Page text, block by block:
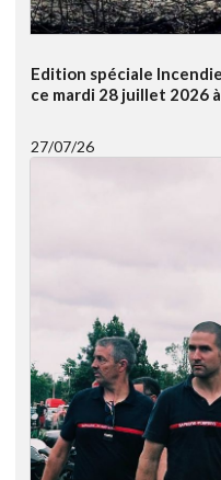
Edition spéciale
ce mardi 28 juillet 2026
27/07/26